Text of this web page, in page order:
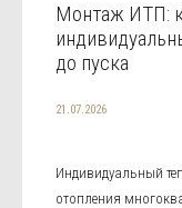
Монтаж ИТП:
до пуска
21.07.2026
Индивидуальный
отопления